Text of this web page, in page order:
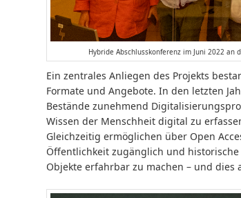
Hybride Abschlusskonferenz im Juni 2022
Ein zentrales Anliegen des Projekts
Formate und Angebote. In den letzten
Bestände zunehmend
Wissen der Menschheit digital zu
Gleichzeitig ermöglichen über Open
Öffentlichkeit zugänglich und
Objekte erfahrbar zu machen – und